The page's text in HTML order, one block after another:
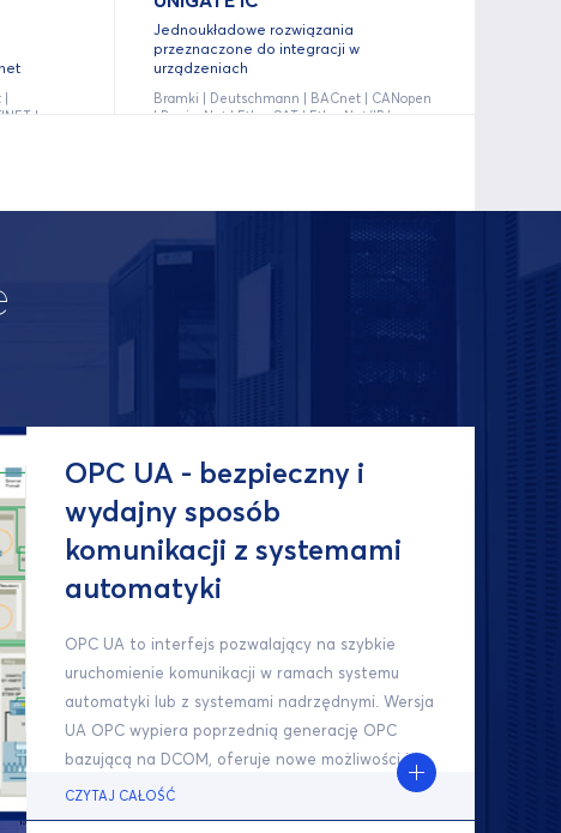
|
Jednoukładowe rozwiązania
przeznaczone do integracji w
urządzeniach
Bramki | Deutschmann | BACnet | CANopen
| DeviceNet | EtherCAT | EtherNet/IP |
OPC UA - bezpieczny i
wydajny sposób
komunikacji z systemami
automatyki
OPC UA to interfejs pozwalający na szybkie
uruchomienie komunikacji w ramach systemu
automatyki lub z systemami nadrzędnymi. Wersja
UA OPC wypiera poprzednią generację OPC
bazującą na DCOM, oferuje nowe możliwości i
spełnia wymogi nowoczesnych systemów w
zakresie cyberbezpieczeństwa.
CZYTAJ CAŁOŚĆ